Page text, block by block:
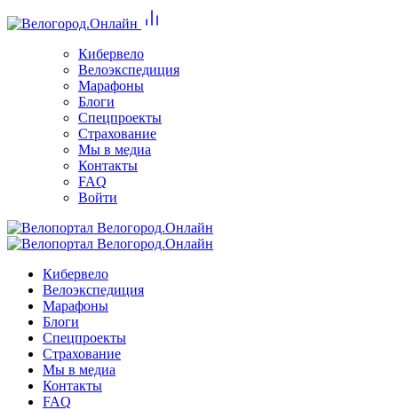
Кибервело
Велоэкспедиция
Марафоны
Блоги
Спецпроекты
Страхование
Мы в медиа
Контакты
FAQ
Войти
Кибервело
Велоэкспедиция
Марафоны
Блоги
Спецпроекты
Страхование
Мы в медиа
Контакты
FAQ